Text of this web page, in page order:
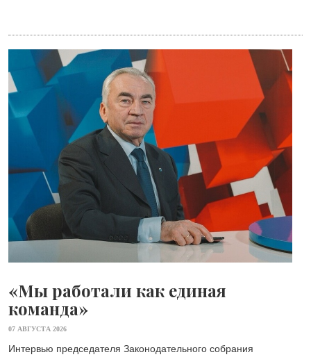
«Мы работали как единая
команда»
07 АВГУСТА 2026
Интервью председателя Законодательного собрания